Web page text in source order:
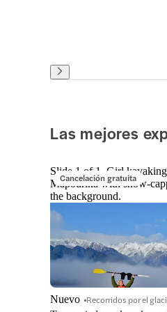
Las mejores
Cancelación gratuita
Slide 1 of 1, Girl
Mapourika with snow-
the background.
Nuevo Recorridos por el